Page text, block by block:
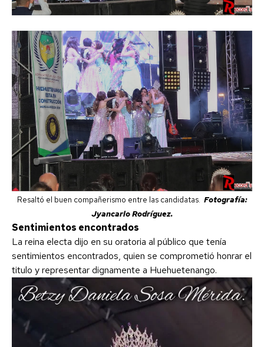
Resaltó el buen compañerismo entre las candidatas. Fotografía:
Jyancarlo Rodríguez.
Sentimientos encontrados
La reina electa dijo en su oratoria al público que tenía
sentimientos encontrados, quien se comprometió honrar el
titulo y representar dignamente a Huehuetenango.